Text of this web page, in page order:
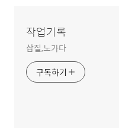
작업기록
삽질,노가다
구독하기